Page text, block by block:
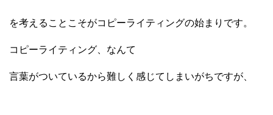
を考えることこそがコピーライティングの始まりです。
コピーライティング、なんて
言葉がついているから難しく感じてしまいがちですが、